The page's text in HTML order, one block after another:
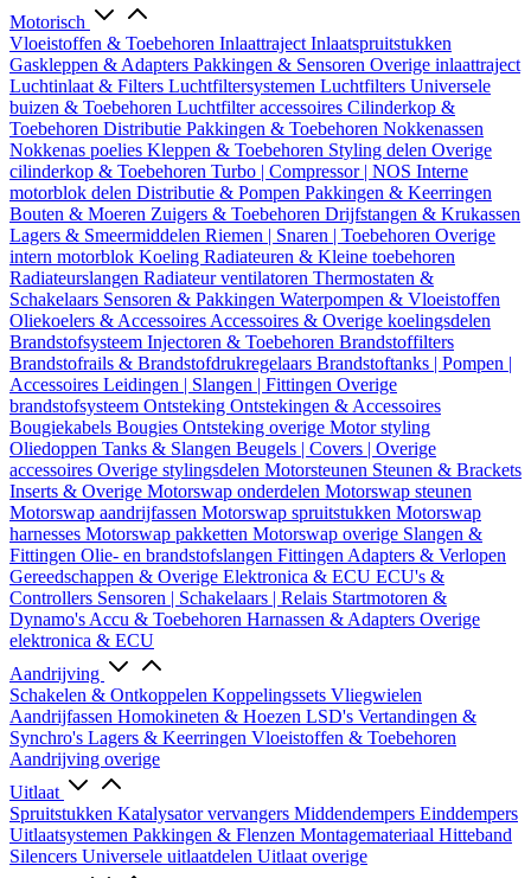
Motorisch
Vloeistoffen & Toebehoren Inlaattraject Inlaatspruitstukken
Gaskleppen & Adapters Pakkingen & Sensoren Overige inlaattraject
Luchtinlaat & Filters Luchtfiltersystemen Luchtfilters Universele
buizen & Toebehoren Luchtfilter accessoires Cilinderkop &
Toebehoren Distributie Pakkingen & Toebehoren Nokkenassen
Nokkenas poelies Kleppen & Toebehoren Styling delen Overige
cilinderkop & Toebehoren Turbo | Compressor | NOS Interne
motorblok delen Distributie & Pompen Pakkingen & Keerringen
Bouten & Moeren Zuigers & Toebehoren Drijfstangen & Krukassen
Lagers & Smeermiddelen Riemen | Snaren | Toebehoren Overige
intern motorblok Koeling Radiateuren & Kleine toebehoren
Radiateurslangen Radiateur ventilatoren Thermostaten &
Schakelaars Sensoren & Pakkingen Waterpompen & Vloeistoffen
Oliekoelers & Accessoires Accessoires & Overige koelingsdelen
Brandstofsysteem Injectoren & Toebehoren Brandstoffilters
Brandstofrails & Brandstofdrukregelaars Brandstoftanks | Pompen |
Accessoires Leidingen | Slangen | Fittingen Overige
brandstofsysteem Ontsteking Ontstekingen & Accessoires
Bougiekabels Bougies Ontsteking overige Motor styling
Oliedoppen Tanks & Slangen Beugels | Covers | Overige
accessoires Overige stylingsdelen Motorsteunen Steunen & Brackets
Inserts & Overige Motorswap onderdelen Motorswap steunen
Motorswap aandrijfassen Motorswap spruitstukken Motorswap
harnesses Motorswap pakketten Motorswap overige Slangen &
Fittingen Olie- en brandstofslangen Fittingen Adapters & Verlopen
Gereedschappen & Overige Elektronica & ECU ECU's &
Controllers Sensoren | Schakelaars | Relais Startmotoren &
Dynamo's Accu & Toebehoren Harnassen & Adapters Overige
elektronica & ECU
Aandrijving
Schakelen & Ontkoppelen Koppelingssets Vliegwielen
Aandrijfassen Homokineten & Hoezen LSD's Vertandingen &
Synchro's Lagers & Keerringen Vloeistoffen & Toebehoren
Aandrijving overige
Uitlaat
Spruitstukken Katalysator vervangers Middendempers Einddempers
Uitlaatsystemen Pakkingen & Flenzen Montagemateriaal Hitteband
Silencers Universele uitlaatdelen Uitlaat overige